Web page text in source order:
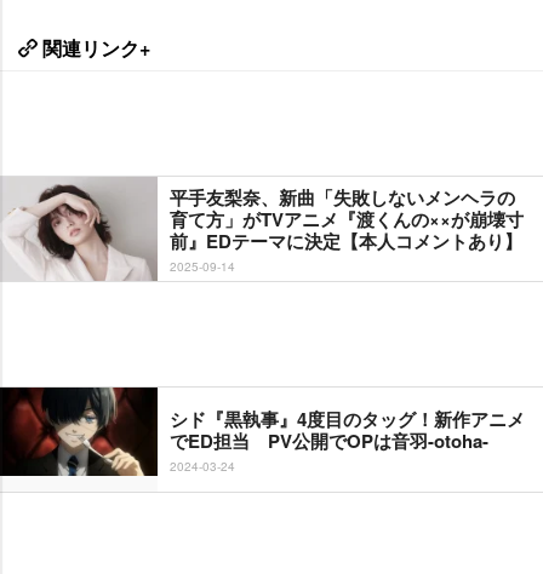
関連リンク+
平手友梨奈、新曲「失敗しないメンヘラの
育て方」がTVアニメ『渡くんの××が崩壊寸
前』EDテーマに決定【本人コメントあり】
2025-09-14
シド『黒執事』4度目のタッグ！新作アニメ
でED担当 PV公開でOPは音羽-otoha-
2024-03-24